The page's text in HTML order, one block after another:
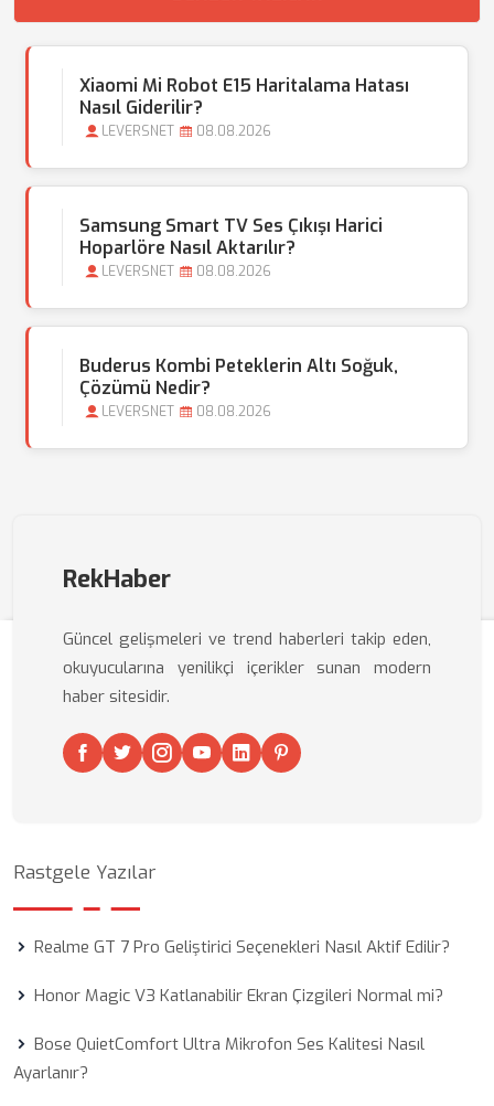
Xiaomi Mi Robot E15 Haritalama Hatası
Nasıl Giderilir?
LEVERSNET 08.08.2026
Samsung Smart TV Ses Çıkışı Harici
Hoparlöre Nasıl Aktarılır?
LEVERSNET 08.08.2026
Buderus Kombi Peteklerin Altı Soğuk,
Çözümü Nedir?
LEVERSNET 08.08.2026
RekHaber
Güncel gelişmeleri ve trend haberleri takip eden,
okuyucularına yenilikçi içerikler sunan modern
haber sitesidir.
Rastgele Yazılar
Realme GT 7 Pro Geliştirici Seçenekleri Nasıl Aktif Edilir?
Honor Magic V3 Katlanabilir Ekran Çizgileri Normal mi?
Bose QuietComfort Ultra Mikrofon Ses Kalitesi Nasıl
Ayarlanır?